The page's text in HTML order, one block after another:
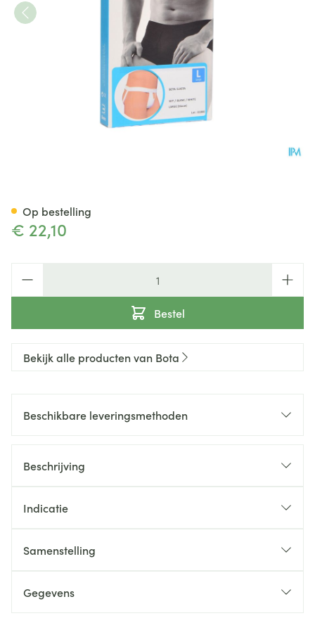
€ 22,10
Bestel
Op bestelling
Bekijk alle producten van Bota
Beschikbare leveringsmethoden
Beschrijving
Indicatie
Samenstelling
Gegevens